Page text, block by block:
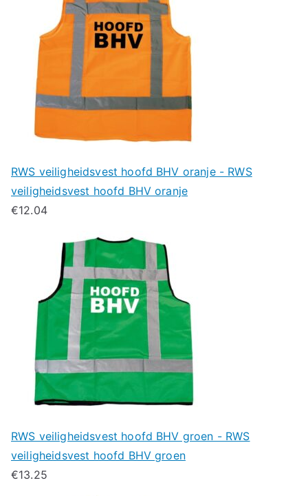
RWS veiligheidsvest hoofd BHV oranje - RWS
veiligheidsvest hoofd BHV oranje
€12.04
RWS veiligheidsvest hoofd BHV groen - RWS
veiligheidsvest hoofd BHV groen
€13.25